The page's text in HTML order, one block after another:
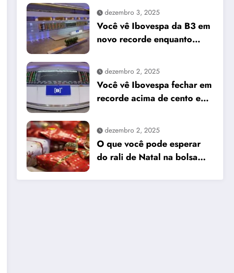
significa para seus
investimentos
dezembro 3, 2025
Você vê Ibovespa da B3 em
novo recorde enquanto
dezembro 2, 2025
Você vê Ibovespa fechar em
recorde acima de cento e
enquanto dólar recua para
cinco reais e trinta e três
centavos
dezembro 2, 2025
O que você pode esperar
do rali de Natal na bolsa